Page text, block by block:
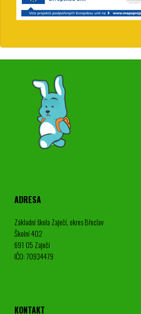
ADRESA
Základní škola Zaječí, okres Břeclav
Školní 402
691 05 Zaječí
IČO: 70934479
KONTAKT